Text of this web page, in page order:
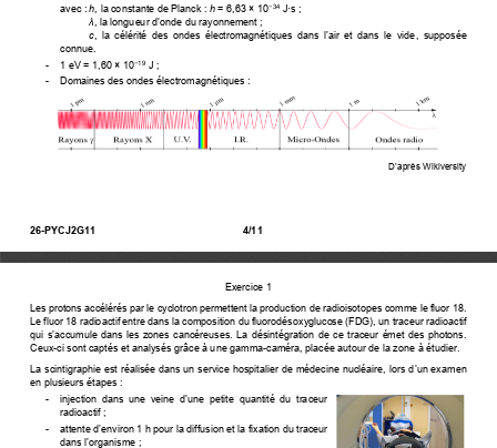
26-PYCJ2G11 4/11
avec : h , la constante de Planck : h = 6,63 × 10−34
J·s ;
λ , la longueur d’onde du rayonnement ;
c, la célérité des ondes électromagnétiques dans l’air et dans le vide ,  supposée
connue.
-    1 eV = 1,60 × 10−19
J ;
-    Domaines des ondes électromagnétiques :
D’après Wikiversity
Exercice 1
Les protons accélérés par le cyclotron permettent la production de radioisotopes comme le fluor 18.
Le fluor 18 radioactif entre dans la composition du fluorodésoxyglucose (FDG), un traceur radioactif
qui s’accumule dans les zones cancéreuses .  La  désintégration  de  ce  traceur  émet  des  photons.
Ceux-ci sont captés et analysés grâce à une gamma-caméra, placée autour de la zone à étudier.
La scintigraphie est réalisée dans un service hospitalier de médecine nucléaire, lors d’un examen
en plusieurs étapes :
-
  injection dans une veine d’une petite quantité du traceur
radioactif ;
-
  attente d’environ 1
h pour la diffusion et la fixation du traceur
dans l’organisme ;